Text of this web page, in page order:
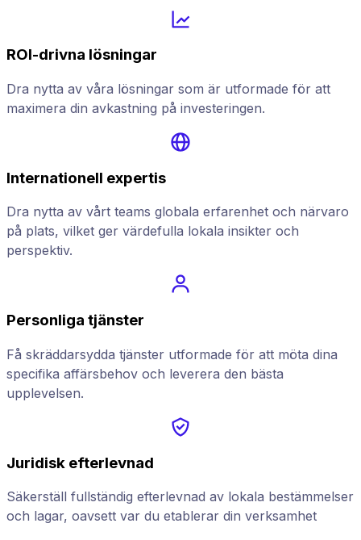
ROI-drivna lösningar
Dra nytta av våra lösningar som är utformade för att
maximera din avkastning på investeringen.
Internationell expertis
Dra nytta av vårt teams globala erfarenhet och närvaro
på plats, vilket ger värdefulla lokala insikter och
perspektiv.
Personliga tjänster
Få skräddarsydda tjänster utformade för att möta dina
specifika affärsbehov och leverera den bästa
upplevelsen.
Juridisk efterlevnad
Säkerställ fullständig efterlevnad av lokala bestämmelser
och lagar, oavsett var du etablerar din verksamhet